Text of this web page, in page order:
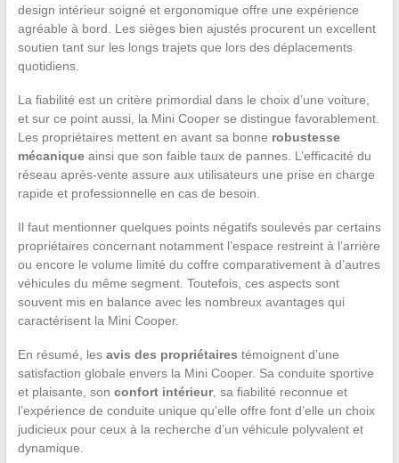
design intérieur soigné et ergonomique offre une expérience
agréable à bord. Les sièges bien ajustés procurent un excellent
soutien tant sur les longs trajets que lors des déplacements
quotidiens.
La fiabilité est un critère primordial dans le choix d’une voiture,
et sur ce point aussi, la Mini Cooper se distingue favorablement.
Les propriétaires mettent en avant sa bonne robustesse
mécaniqueainsi que son faible taux de pannes. L’efficacité du
réseau après-vente assure aux utilisateurs une prise en charge
rapide et professionnelle en cas de besoin.
Il faut mentionner quelques points négatifs soulevés par certains
propriétaires concernant notamment l’espace restreint à l’arrière
ou encore le volume limité du coffre comparativement à d’autres
véhicules du même segment. Toutefois, ces aspects sont
souvent mis en balance avec les nombreux avantages qui
caractérisent la Mini Cooper.
En résumé, les avis des propriétaires témoignent d’une
satisfaction globale envers la Mini Cooper. Sa conduite sportive
et plaisante, son confort intérieur, sa fiabilité reconnue et
l’expérience de conduite unique qu’elle offre font d’elle un choix
judicieux pour ceux à la recherche d’un véhicule polyvalent et
dynamique.